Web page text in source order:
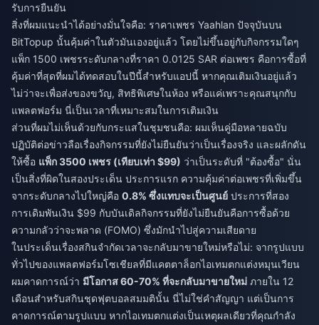
รับการยืนยัน
สิ่งที่ผมแนะนำได้อย่างมั่นใจคือ: ราคาเพชร Yaahlan ปัจจุบันบน
BitTopup นั้นคุ้มค่าในตัวมันเองอยู่แล้ว โดยไม่ขึ้นอยู่กับกิจกรรมใดๆ
แพ็ก 1500 เพชรระดับกลางที่ราคา 0.0125 SAR ต่อเพชร คือการซื้อที่
คุ้มค่าที่สุดที่ผมได้ทดสอบในปีนี้สำหรับแอปนี้ หากคุณเติมเงินอยู่แล้ว
ไม่ว่าจะเพื่อส่งของขวัญ, สิทธิพิเศษในห้อง หรือแค่เพราะคุณสนุกกับ
แพลตฟอร์ม นี่เป็นเวลาที่เหมาะสมในการเติมเงิน
ส่วนที่ผมไม่เห็นด้วยกับกระแสในชุมชนคือ: ผมเห็นคู่มือหลายฉบับ
ปฏิบัติต่อข่าวลือเรื่องกิจกรรมที่ยังไม่ยืนยันว่าเป็นเรื่องจริง และผลักดัน
ให้ซื้อ แพ็ก 3500 เพชร (เทียบเท่า $99) ว่าเป็นระดับที่ "ต้องซื้อ" นั่น
เป็นสิ่งที่ผิดในสองประเด็น ประการแรก ความคุ้มค่าต่อเพชรที่เพิ่มขึ้น
จากระดับกลางไปใหญ่คือ 0.8% ซึ่งแทบจะเป็นศูนย์ ประการที่สอง
การเดิมพันเงิน $99 กับบันเดิลกิจกรรมที่ยังไม่ยืนยันคือการซื้อด้วย
ความกลัวว่าจะพลาด (FOMO) ซึ่งมักนำไปสู่ความเสียดาย
ในประเด็นเรื่องสกินจำกัดเวลาจะกลับมาขายใหม่หรือไม่: จากรูปแบบ
ทั่วไปของแพลตฟอร์มโซเชียลที่มีแคตตาล็อกไอเทมตกแต่งหมุนเวียน
ผมคาดการณ์ว่า มีโอกาส 60-70% ที่จะกลับมาขายใหม่ ภายใน 12
เดือนสำหรับสกินชุดฟุตบอลสมมตินั้น นี่ไม่ใช่คำสัญญา แต่เป็นการ
คาดการณ์ตามรูปแบบ หากไอเทมตกแต่งเป็นเหตุผลเดียวที่คุณกำลัง